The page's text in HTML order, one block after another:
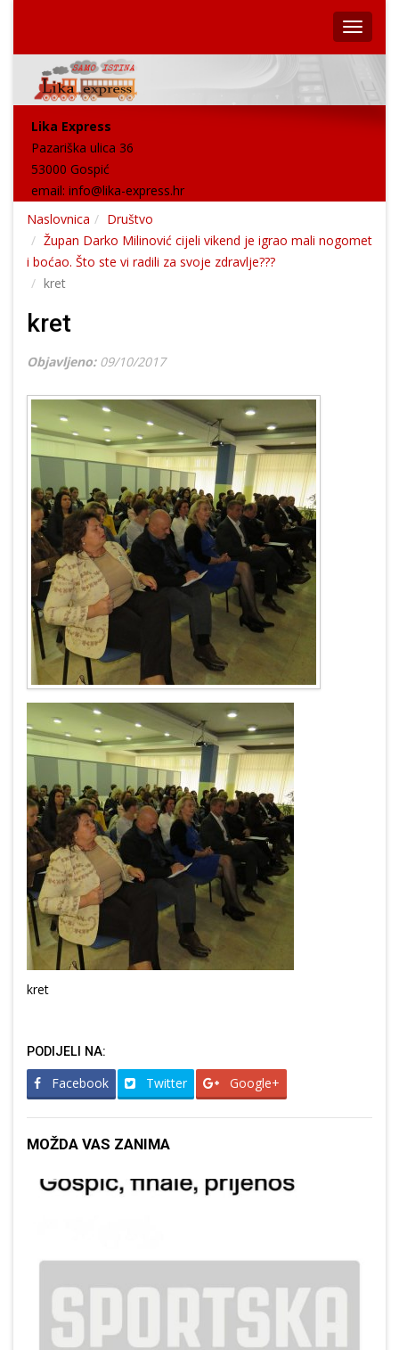
Lika Express
Pazariška ulica 36
53000 Gospić
email: info@lika-express.hr
Naslovnica
Društvo
Župan Darko Milinović cijeli vikend je igrao mali nogomet
i boćao. Što ste vi radili za svoje zdravlje???
kret
kret
Objavljeno: 09/10/2017
kret
PODIJELI NA:
Facebook Twitter Google+
MOŽDA VAS ZANIMA